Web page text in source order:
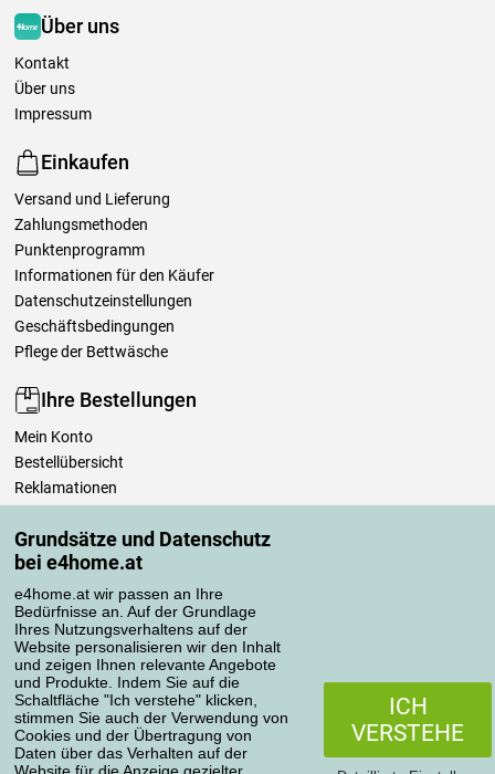
Grundsätze und Datenschutz
bei e4home.at
e4home.at wir passen an Ihre
Bedürfnisse an. Auf der Grundlage
Ihres Nutzungsverhaltens auf der
Website personalisieren wir den Inhalt
und zeigen Ihnen relevante Angebote
und Produkte. Indem Sie auf die
Schaltfläche "Ich verstehe" klicken,
stimmen Sie auch der Verwendung von
Cookies und der Übertragung von
Daten über das Verhalten auf der
ICH
VERSTEHE
Über uns
Kontakt
Über uns
Impressum
Einkaufen
Versand und Lieferung
Zahlungsmethoden
Punktenprogramm
Informationen für den Käufer
Datenschutzeinstellungen
Geschäftsbedingungen
Pflege der Bettwäsche
Ihre Bestellungen
Mein Konto
Bestellübersicht
Reklamationen
Einfach mehr wissen
Richtlinien zur Verarbeitung von Bewertungen
Transportarten
Zahlungsmethoden